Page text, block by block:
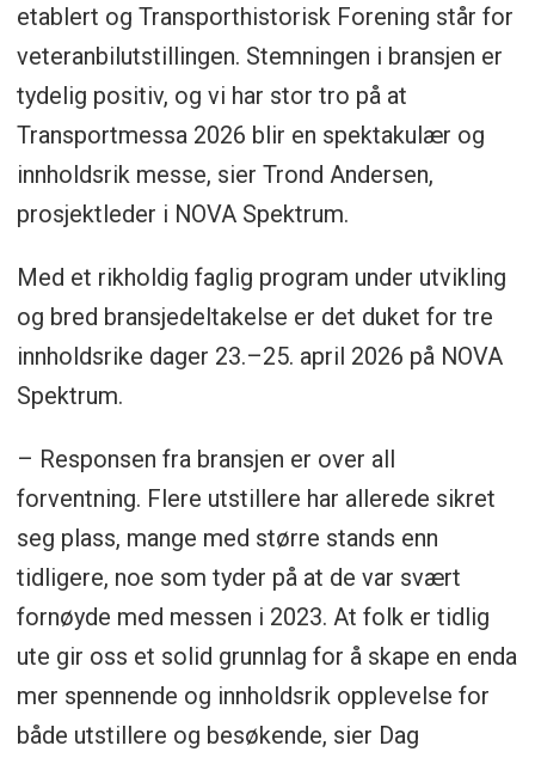
etablert og Transporthistorisk Forening står for
veteranbilutstillingen. Stemningen i bransjen er
tydelig positiv, og vi har stor tro på at
Transportmessa 2026 blir en spektakulær og
innholdsrik messe, sier Trond Andersen,
prosjektleder i NOVA Spektrum.
Med et rikholdig faglig program under utvikling
og bred bransjedeltakelse er det duket for tre
innholdsrike dager 23.–25. april 2026 på NOVA
Spektrum.
– Responsen fra bransjen er over all
forventning. Flere utstillere har allerede sikret
seg plass, mange med større stands enn
tidligere, noe som tyder på at de var svært
fornøyde med messen i 2023. At folk er tidlig
ute gir oss et solid grunnlag for å skape en enda
mer spennende og innholdsrik opplevelse for
både utstillere og besøkende, sier Dag